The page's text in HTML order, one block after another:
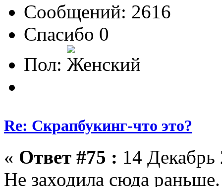
Сообщений: 2616
Спасибо 0
Пол:
Re: Скрапбукинг-что это?
« Ответ #75 : 14
Не заходила сюда